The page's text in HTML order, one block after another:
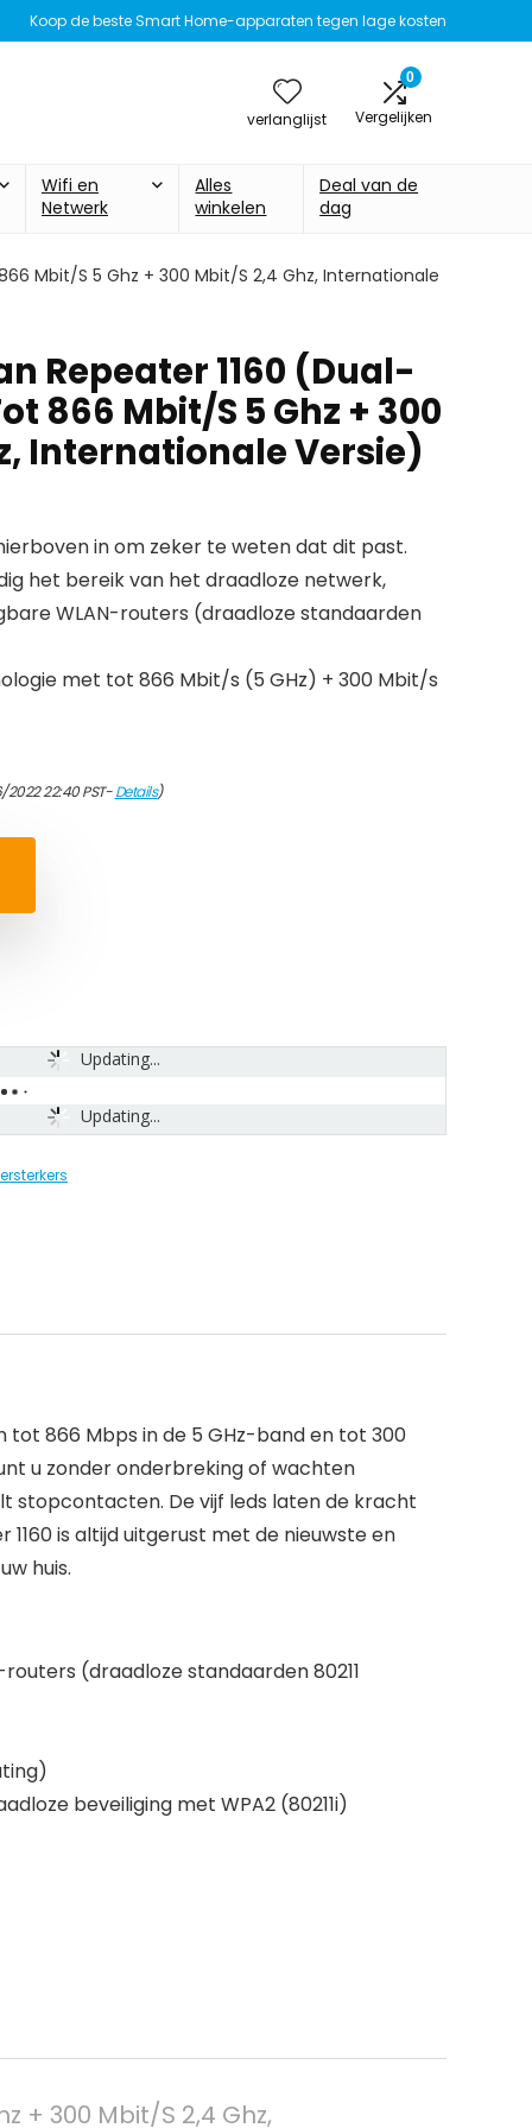
Koop de beste Smart Home-apparaten tegen lage kosten
verlanglijst
0
Vergelijken
Wifi en
Netwerk
Alles
winkelen
Deal van de
dag
Mbit/S 5 Ghz + 300 Mbit/S 2,4 Ghz, Internationale
Repeater 1160 (Dual-
866 Mbit/S 5 Ghz + 300
Internationale Versie)
in om zeker te weten dat dit past.
het bereik van het draadloze netwerk,
WLAN-routers (draadloze standaarden
met tot 866 Mbit/s (5 GHz) + 300 Mbit/s
22:40 PST-Details)
Updating...
Updating...
tot 866 Mbps in de 5 GHz-band en tot 300
u zonder onderbreking of wachten
stopcontacten. De vijf leds laten de kracht
is altijd uitgerust met de nieuwste en
huis.
(draadloze standaarden 80211
beveiliging met WPA2 (80211i)
+ 300 Mbit/S 2,4 Ghz,